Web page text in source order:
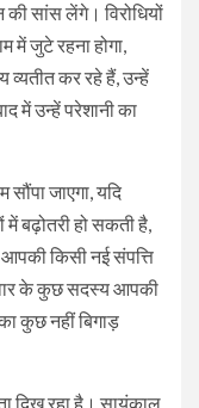
की सांस लेंगे। विरोधियों
में जुटे रहना होगा,
कर रहे हैं, उन्हें
में उन्हें परेशानी का
जाएगा, यदि
में बढ़ोतरी हो सकती है,
किसी नई संपत्ति
के कुछ सदस्य आपकी
कुछ नहीं बिगाड़
दिख रहा है। सायंकाल